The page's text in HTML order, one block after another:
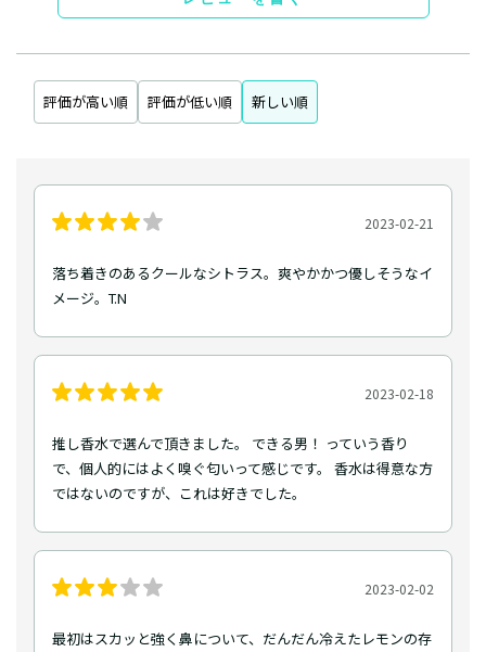
評価が高い順 評価が低い順 新しい順
2023-02-21
落ち着きのあるクールなシトラス。爽やかかつ優しそうなイ
メージ。T.N
2023-02-18
推し香水で選んで頂きました。 できる男！ っていう香り
で、個人的にはよく嗅ぐ匂いって感じです。 香水は得意な方
ではないのですが、これは好きでした。
2023-02-02
最初はスカッと強く鼻について、だんだん冷えたレモンの存